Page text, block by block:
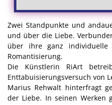
Zwei Standpunkte und
und über die Liebe.
über ihre ganz
Romantisierung.
Die Künstlerin RiArt
Enttabuisierungsversuch von
Marius Rehwalt hinterfragt
der Liebe. In seinen